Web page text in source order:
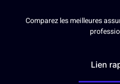
Comparez les meilleures
Lien